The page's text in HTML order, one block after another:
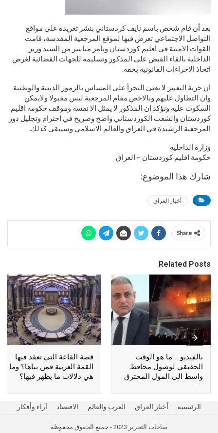
بعد أن قام شخص باسم نايف كردستاني بنشر تغريدة على مواقع
التواصل الاجتماعي تعرض فيها لموقع المرجعية المقدسة، قامت
القوات الامنية في اقليم كوردستان وبأمر مباشر من السيد وزير
الداخلية بالقاء القبض على المذكور وتسليمه للجهات القضائية لغرض
اتخاذ الاجراءات القانونية بحقه.
ان حرية التعبير لا تعني التجرأ على المساس بالرموز الدينية والوطنية
وان التطاول عليهم وبالاخص مقام المرجعية ليس مقبولا ولايمكن
السكوت عليه ونؤكد ان المذكور لا يمثل الا نفسه وموقف حكومة اقليم
كوردستان والشعب الكوردستاني واضح وصريح في احترام وتجليل دور
المرجعية الرشيدة في العراق والعالم الاسلامي وسيبقى كذلك.
وزارة الداخلية
حكومة اقليم كوردستان – العراق
شارك هذا الموضوع:
أخبار العراق
Share
Related Posts
بالفيديو .. ما هو الوقت
الحقيقي لوصول محافظ
واسط الى المول المحترق
بالكوت؟
قصة القاعة التي تعقد فيها
القمة العربية فمن بناها؟ وما
هي دلالات ما يظهر فيها؟
الرئيسية أخبار العراق العرب والعالم الاقتصاد آراء وأفكار
ساحات التحرير 2023 - جميع الحقوق محفوظة